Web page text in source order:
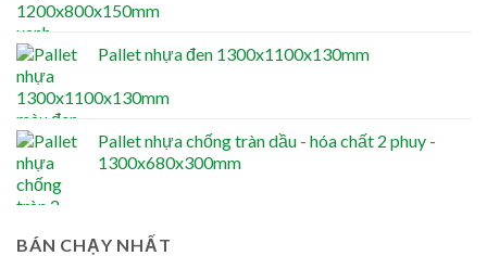
Pallet nhựa đen 1300x1100x130mm
Pallet nhựa chống tràn dầu - hóa chất 2 phuy -
1300x680x300mm
BÁN CHẠY NHẤT